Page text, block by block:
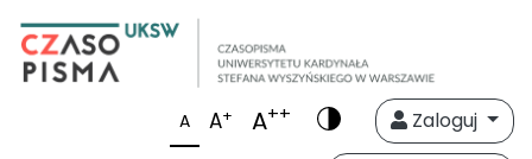
A A+ A++
Zaloguj